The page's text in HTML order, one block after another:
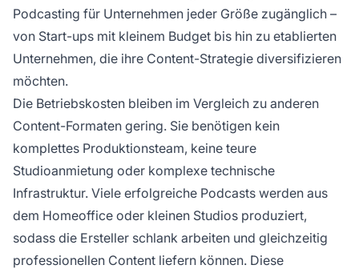
Podcasting für Unternehmen jeder Größe zugänglich –
von Start-ups mit kleinem Budget bis hin zu etablierten
Unternehmen, die ihre Content-Strategie diversifizieren
möchten.
Die Betriebskosten bleiben im Vergleich zu anderen
Content-Formaten gering. Sie benötigen kein
komplettes Produktionsteam, keine teure
Studioanmietung oder komplexe technische
Infrastruktur. Viele erfolgreiche Podcasts werden aus
dem Homeoffice oder kleinen Studios produziert,
sodass die Ersteller schlank arbeiten und gleichzeitig
professionellen Content liefern können. Diese